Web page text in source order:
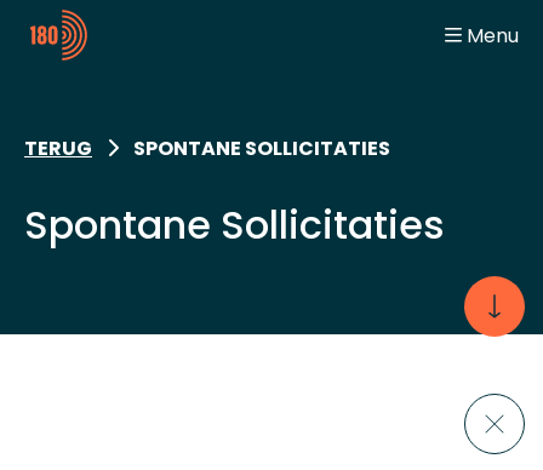
Menu
Contact
General
Student
TERUG SPONTANE SOLLICITATIES
Spontane Sollicitaties